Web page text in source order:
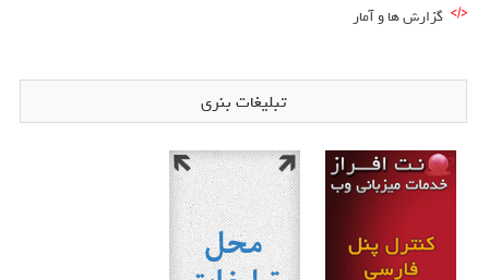
گزارش ها و آمار
تبلیغات بنری